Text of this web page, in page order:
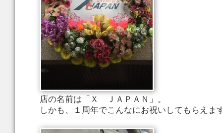
店の名前は「Ｘ ＪＡＰＡＮ」。
しかも、１周年でこんなにお祝いしてもらえま